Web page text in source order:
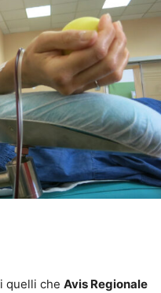
quelli che Avis Regionale